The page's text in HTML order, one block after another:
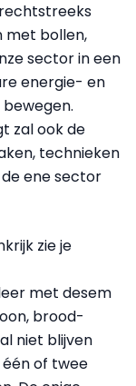
met bollen,
sector in een
energie- en
zal ook de
technieken
ene sector
zie je
met desem
brood-
niet blijven
of twee